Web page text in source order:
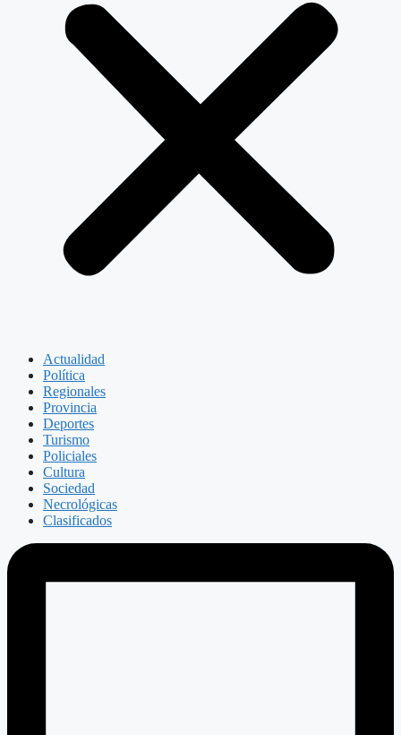
Actualidad
Política
Regionales
Provincia
Deportes
Turismo
Policiales
Cultura
Sociedad
Necrológicas
Clasificados